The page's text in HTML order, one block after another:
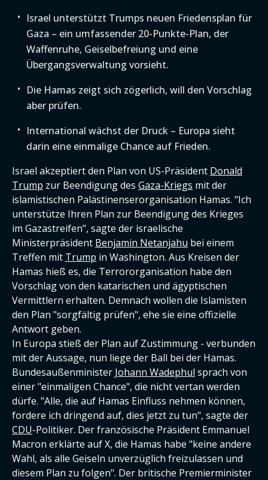
Israel unterstützt Trumps neuen Friedensplan für
Gaza – ein umfassender 20-Punkte-Plan, der
Waffenruhe, Geiselbefreiung und eine
Übergangsverwaltung vorsieht.
Die Hamas zeigt sich zögerlich, will den Vorschlag
aber prüfen.
International wächst der Druck – Europa sieht
darin eine einmalige Chance auf Frieden.
Israel akzeptiert den Plan von US-Präsident Donald
Trump zur Beendigung des Gaza-Kriegs mit der
islamistischen Palästinenserorganisation Hamas. "Ich
unterstütze Ihren Plan zur Beendigung des Krieges
im Gazastreifen", sagte der israelische
Ministerpräsident Benjamin Netanjahu bei einem
Treffen mit Trump in Washington. Aus Kreisen der
Hamas hieß es, die Terrororganisation habe den
Vorschlag von den katarischen und ägyptischen
Vermittlern erhalten. Demnach wollen die Islamisten
den Plan "sorgfältig prüfen", ehe sie eine offizielle
Antwort geben.
In Europa stieß der Plan auf Zustimmung - verbunden
mit der Aussage, nun liege der Ball bei der Hamas.
Bundesaußenminister Johann Wadephul sprach von
einer "einmaligen Chance", die nicht vertan werden
dürfe. "Alle, die auf Hamas Einfluss nehmen können,
fordere ich dringend auf, dies jetzt zu tun", sagte der
CDU-Politiker. Der französische Präsident Emmanuel
Macron erklärte auf X, die Hamas habe "keine andere
Wahl, als alle Geiseln unverzüglich freizulassen und
diesem Plan zu folgen". Der britische Premierminister